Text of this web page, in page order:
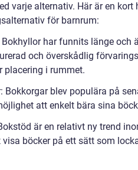
varje alternativ. Här är en
för barnrum:
har funnits länge och
och överskådlig
placering i rummet.
Bokkorgar blev populära på
att enkelt bära sina
är en relativt ny trend
böcker på ett sätt som